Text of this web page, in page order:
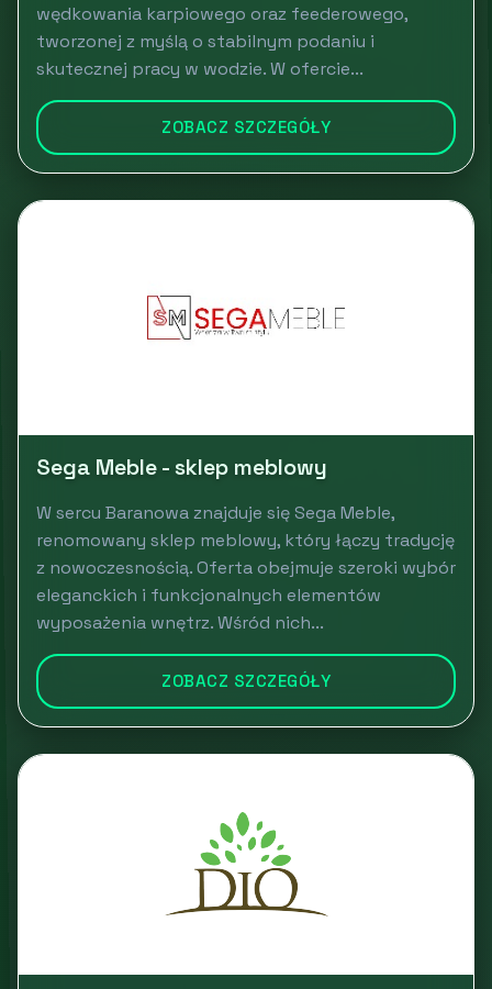
wędkowania karpiowego oraz feederowego,
tworzonej z myślą o stabilnym podaniu i
skutecznej pracy w wodzie. W ofercie...
ZOBACZ SZCZEGÓŁY
Sega Meble - sklep meblowy
W sercu Baranowa znajduje się Sega Meble,
renomowany sklep meblowy, który łączy tradycję
z nowoczesnością. Oferta obejmuje szeroki wybór
eleganckich i funkcjonalnych elementów
wyposażenia wnętrz. Wśród nich...
ZOBACZ SZCZEGÓŁY